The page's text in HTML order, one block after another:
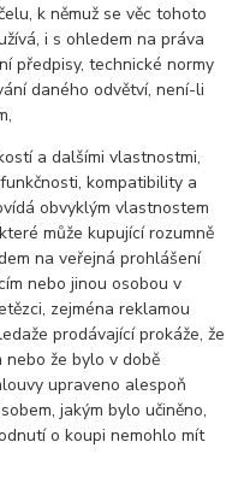
k němuž se věc tohoto
i s ohledem na práva
předpisy, technické normy
daného odvětví, není-li
a dalšími vlastnostmi,
kompatibility a
obvyklým vlastnostem
může kupující rozumně
na veřejná prohlášení
nebo jinou osobou v
zejména reklamou
prodávající prokáže, že
nebo že bylo v době
upraveno alespoň
jakým bylo učiněno,
o koupi nemohlo mít